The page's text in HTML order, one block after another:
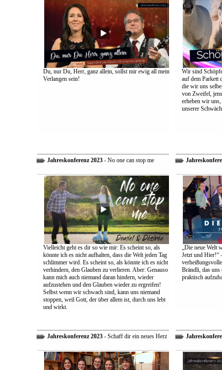
Du, nur Du, Herr, ganz allein, sollst mir ewig all mein
Verlangen sein!
Wir sind
auf dem Parkett
die wir uns
von Zweifel,
erheben wir
unserer
Jahreskonferenz 2023- No one can stop me
Vielleicht geht es dir so wie mir: Es scheint so, als
könnte ich es nicht aufhalten, dass die Welt jeden Tag
schlimmer wird. Es scheint so, als könnte ich es nicht
verhindern, den Glauben zu verlieren. Aber: Genauso
kann mich auch niemand daran hindern, wieder
aufzustehen und den Glauben wieder zu ergreifen!
Selbst wenn wir schwach sind, kann uns niemand
stoppen, weil Gott, der über allem ist, durch uns lebt
und wirkt.
„Die neue Welt
Jetzt und Hier!“
Brändli, das uns
praktisch
Jahreskonferenz 2023- Schaff dir ein neues Herz